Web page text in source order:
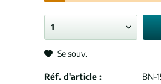
Se souv.
Réf. d'article :
BN-